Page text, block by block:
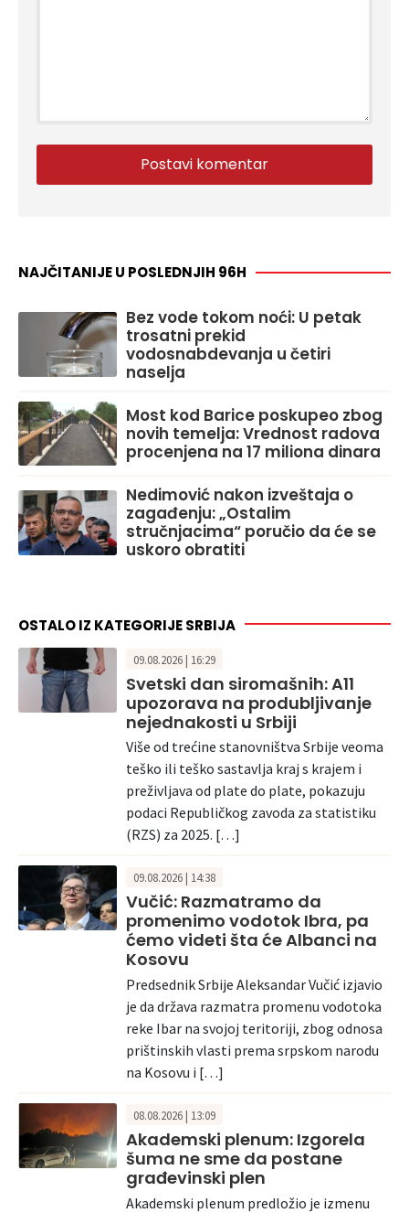
NAJČITANIJE U POSLEDNJIH 96H
Bez vode tokom noći: U petak
trosatni prekid
vodosnabdevanja u četiri
naselja
Most kod Barice poskupeo zbog
novih temelja: Vrednost radova
procenjena na 17 miliona dinara
Nedimović nakon izveštaja o
zagađenju: „Ostalim
stručnjacima“ poručio da će se
uskoro obratiti
OSTALO IZ KATEGORIJE SRBIJA
09.08.2026 | 16:29
Svetski dan siromašnih: A11
upozorava na produbljivanje
nejednakosti u Srbiji
Više od trećine stanovništva Srbije veoma
teško ili teško sastavlja kraj s krajem i
preživljava od plate do plate, pokazuju
podaci Republičkog zavoda za statistiku
(RZS) za 2025. […]
09.08.2026 | 14:38
Vučić: Razmatramo da
promenimo vodotok Ibra, pa
ćemo videti šta će Albanci na
Kosovu
Predsednik Srbije Aleksandar Vučić izjavio
je da država razmatra promenu vodotoka
reke Ibar na svojoj teritoriji, zbog odnosa
prištinskih vlasti prema srpskom narodu
na Kosovu i […]
08.08.2026 | 13:09
Akademski plenum: Izgorela
šuma ne sme da postane
građevinski plen
Akademski plenum predložio je izmenu